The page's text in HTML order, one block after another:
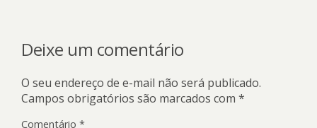
Deixe um comentário
O seu endereço de e-mail não será publicado.
Campos obrigatórios são marcados com *
Comentário *